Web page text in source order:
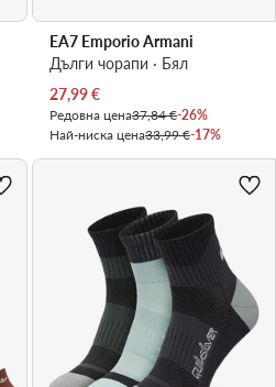
EA7 Emporio Armani
Дълги чорапи · Бял
Актуална цена
27,99€
Редовна цена37,84 €-26%
Най-ниска цена33,99 €-17%